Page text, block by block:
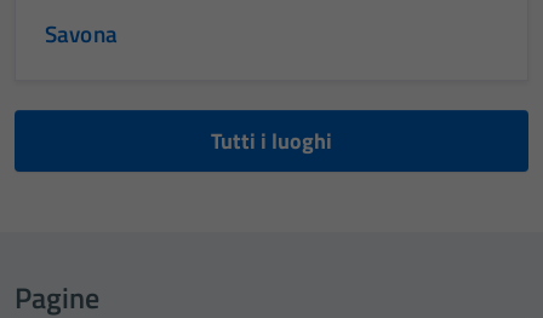
Savona
Tutti i luoghi
Pagine